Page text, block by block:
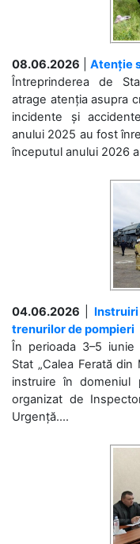
08.06.2026
Atenție
Întreprinderea de
atrage atenția asupra
incidente și
anului 2025 au fost
începutul anului 2026
04.06.2026
trenurilor de pompieri
În perioada 3–5 iunie
Stat „Calea Ferată
instruire în domeniul
organizat de
Urgență....